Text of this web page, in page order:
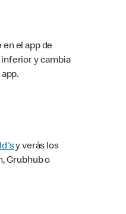
el app de
inferior y cambia
y verás los
Grubhub o